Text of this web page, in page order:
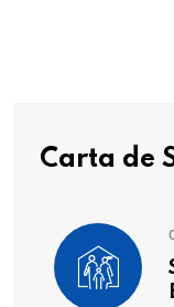
Carta de